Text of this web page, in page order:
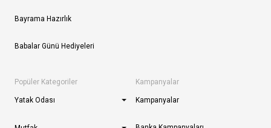
Bayrama Hazırlık
Babalar Günü Hediyeleri
Popüler Kategoriler
Yatak Odası
Kampanyalar
Kampanyalar